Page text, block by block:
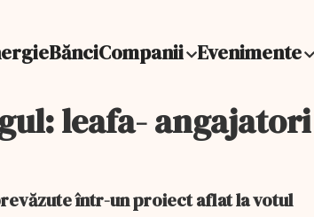
BănciCompanii Evenimente
leafa- angajatori
într-un proiect aflat la votul